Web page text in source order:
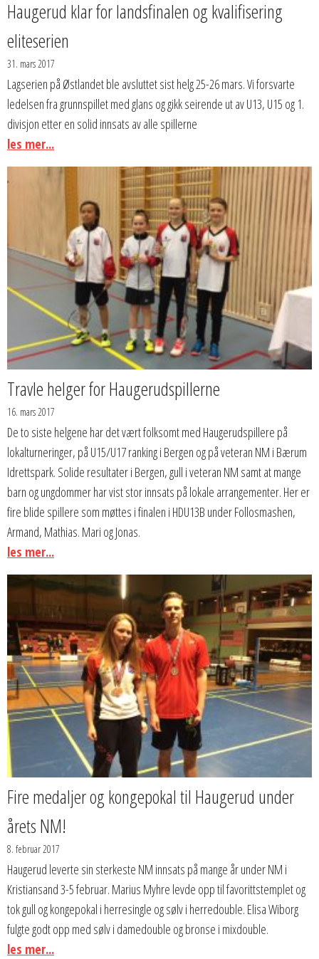
Haugerud klar for landsfinalen og kvalifisering
eliteserien
31. mars 2017
Lagserien på Østlandet ble avsluttet sist helg 25-26 mars. Vi forsvarte
ledelsen fra grunnspillet med glans og gikk seirende ut av U13, U15 og 1.
divisjon etter en solid innsats av alle spillerne
les mer...
Travle helger for Haugerudspillerne
16. mars 2017
De to siste helgene har det vært folksomt med Haugerudspillere på
lokalturneringer, på U15/U17 ranking i Bergen og på veteran NM i Bærum
Idrettspark. Solide resultater i Bergen, gull i veteran NM samt at mange
barn og ungdommer har vist stor innsats på lokale arrangementer. Her er
fire blide spillere som møttes i finalen i HDU13B under Follosmashen,
Armand, Mathias. Mari og Jonas.
les mer...
Fire medaljer og kongepokal til Haugerud under
årets NM!
8. februar 2017
Haugerud leverte sin sterkeste NM innsats på mange år under NM i
Kristiansand 3-5 februar. Marius Myhre levde opp til favorittstemplet og
tok gull og kongepokal i herresingle og sølv i herredouble. Elisa Wiborg
fulgte godt opp med sølv i damedouble og bronse i mixdouble.
les mer...